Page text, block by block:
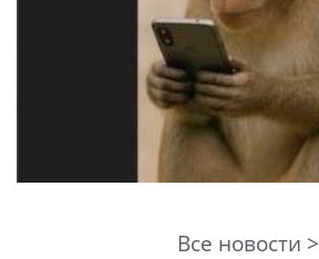
Все новости >